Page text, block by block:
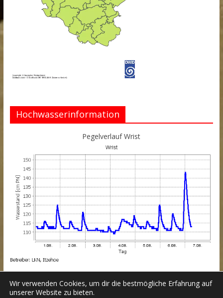
Hochwasserinformation
Pegelverlauf Wrist
Wir verwenden Cookies, um dir die bestmögliche Erfahrung auf
unserer Website zu bieten.